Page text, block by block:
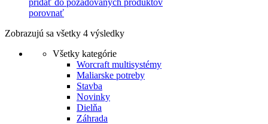
pridať do požadovaných produktov
porovnať
Zobrazujú sa všetky 4 výsledky
Všetky kategórie
Worcraft multisystémy
Maliarske potreby
Stavba
Novinky
Dielňa
Záhrada